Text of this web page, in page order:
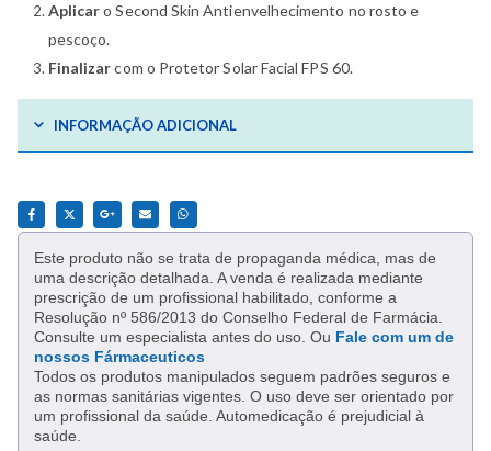
Aplicaro Second Skin Antienvelhecimento no rosto e
pescoço.
Finalizarcom o Protetor Solar Facial FPS 60.
INFORMAÇÃO ADICIONAL
Este produto não se trata de propaganda médica, mas de
uma descrição detalhada. A venda é realizada mediante
prescrição de um profissional habilitado, conforme a
Resolução nº 586/2013 do Conselho Federal de Farmácia.
Consulte um especialista antes do uso. Ou Fale com um de
nossos Fármaceuticos
Todos os produtos manipulados seguem padrões seguros e
as normas sanitárias vigentes. O uso deve ser orientado por
um profissional da saúde. Automedicação é prejudicial à
saúde.